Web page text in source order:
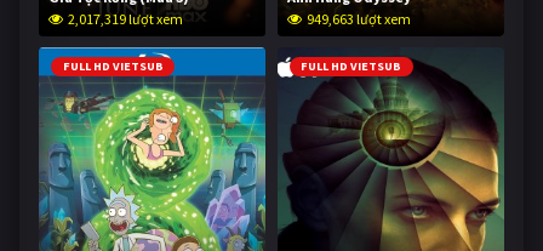
2,017,319 lượt xem
949,663 lượt xem
FULL HD VIETSUB FULL HD VIETSUB